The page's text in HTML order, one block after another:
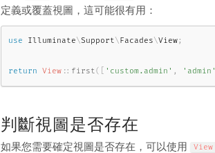
定義或覆蓋視圖，這可能很有用：
use Illuminate\Support\Facades\View;
return View :: first( 'custom.admin' , 'admin'
判斷視圖是否存在
如果您需要確定視圖是否存在，可以使用 View